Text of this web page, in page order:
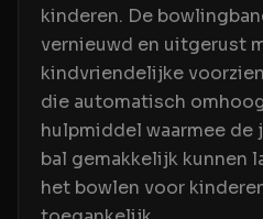
kinderen. De
vernieuwd en uitgerust
kindvriendelijke
die automatisch
hulpmiddel waarmee de
bal gemakkelijk kunnen
het bowlen voor